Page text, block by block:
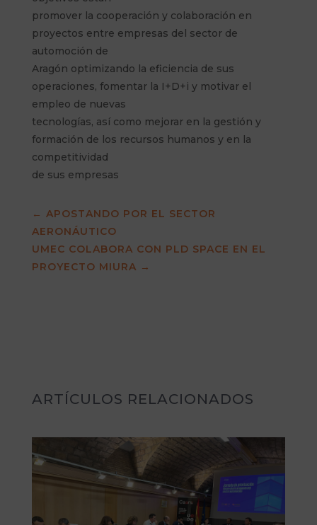
promover la cooperación y colaboración en
proyectos entre empresas del sector de
automoción de
Aragón optimizando la eficiencia de sus
operaciones, fomentar la I+D+i y motivar el
empleo de nuevas
tecnologías, así como mejorar en la gestión y
formación de los recursos humanos y en la
competitividad
de sus empresas
← APOSTANDO POR EL SECTOR
AERONÁUTICO
UMEC COLABORA CON PLD SPACE EN EL
PROYECTO MIURA →
ARTÍCULOS RELACIONADOS